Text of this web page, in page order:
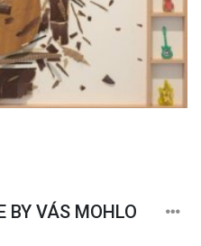
BY VÁS MOHLO